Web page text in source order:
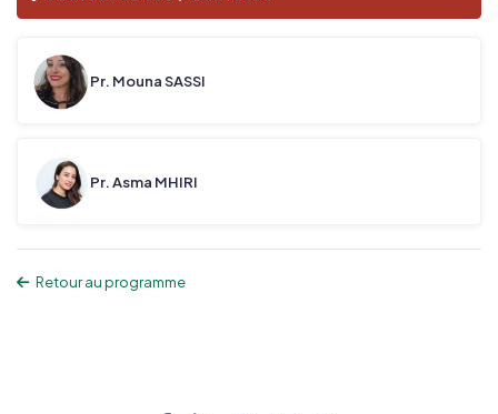
Pr. Mouna SASSI
Pr. Asma MHIRI
Retour au programme